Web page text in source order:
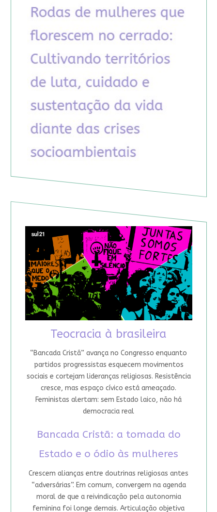
Teocracia à brasileira
“Bancada Cristã” avança no Congresso enquanto
partidos progressistas esquecem movimentos
sociais e cortejam lideranças religiosas. Resistência
cresce, mas espaço cívico está ameaçado.
Feministas alertam: sem Estado laico, não há
democracia real
Bancada Cristã: a tomada do
Estado e o ódio às mulheres
Crescem alianças entre doutrinas religiosas antes
“adversárias”. Em comum, convergem na agenda
moral de que a reivindicação pela autonomia
feminina foi longe demais. Articulação objetiva